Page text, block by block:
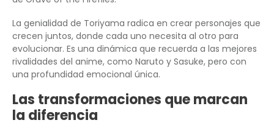
La genialidad de Toriyama radica en crear personajes que
crecen juntos, donde cada uno necesita al otro para
evolucionar. Es una dinámica que recuerda a las mejores
rivalidades del anime, como Naruto y Sasuke, pero con
una profundidad emocional única.
Las transformaciones que marcan
la diferencia